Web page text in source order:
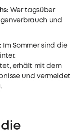
Wer tagsüber
und
Im Sommer sind die
erhält mit dem
und vermeidet